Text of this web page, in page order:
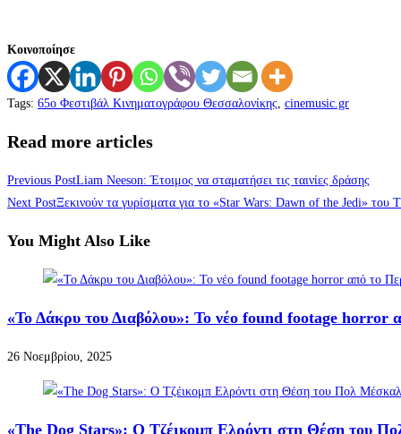
Κοινοποίησε
Tags: 65ο Φεστιβάλ Κινηματογράφου Θεσσαλονίκης cinemusic.gr
Read more articles
Previous PostLiam Neeson: Έτοιμος να σταματήσει τις ταινίες δράσης
Next PostΞεκινούν τα γυρίσματα για το «Star Wars: Dawn of the Jedi» του
You Might Also Like
«Το Δάκρυ του Διαβόλου»: Το νέο found footage horror
26 Νοεμβρίου, 2025
«The Dog Stars»: Ο Τζέικομπ Ελρόντι στη Θέση του